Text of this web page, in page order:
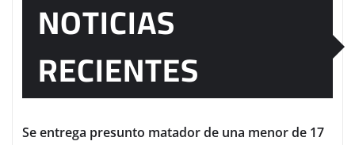
NOTICIAS
RECIENTES
Se entrega presunto matador de una menor de 17